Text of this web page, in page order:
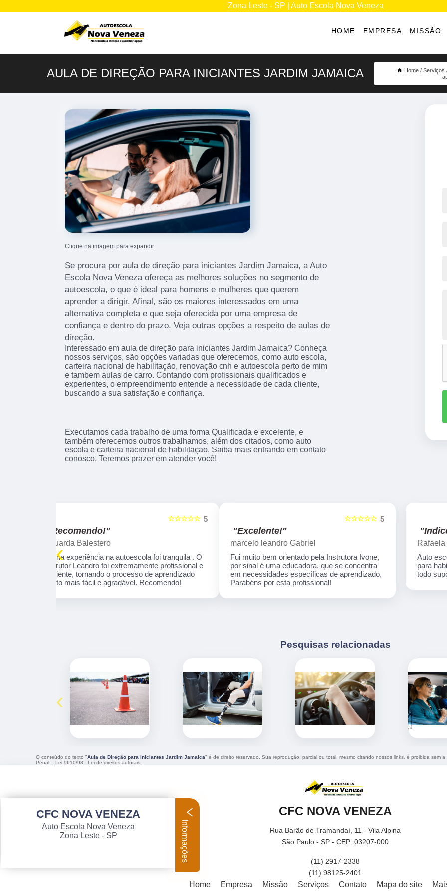
Zona Leste - SP | Auto Escola Nova Veneza
HOME EMPRESA MISSÃO
AULA DE DIREÇÃO PARA INICIANTES JARDIM JAMAICA Home Serviços
Clique na imagem para expandir
Se procura por aula de direção para iniciantes Jardim Jamaica, a Auto
Escola Nova Veneza ofereça as melhores soluções no segmento de
autoescola, o que é ideal para homens e mulheres que querem
aprender a dirigir. Afinal, são os maiores interessados em uma
alternativa completa e que seja oferecida por uma empresa de
confiança e dentro do prazo. Veja outras opções a respeito de aulas de
direção.
Interessado em aula de direção para iniciantes Jardim Jamaica? Conheça
nossos serviços, são opções variadas que oferecemos, como auto escola,
carteira nacional de habilitação, renovação cnh e autoescola perto de mim
e tambem aulas de carro. Contando com profissionais qualificados e
experientes, o empreendimento entende a necessidade de cada cliente,
buscando a sua satisfação e confiança.
Executamos cada trabalho de uma forma Qualificada e excelente, e
também oferecemos outros trabalhamos, além dos citados, como auto
escola e carteira nacional de habilitação. Saiba mais entrando em contato
conosco. Teremos prazer em atender você!
☆☆☆☆☆
"Excelente!"
marcelo leandro Gabriel
Fui muito bem orientado pela Instrutora Ivone,
por sinal é uma educadora, que se concentra
em necessidades específicas de aprendizado,
Parabéns por esta profissional!
☆☆☆☆☆
"Indico!!!"
Rafaela Silva
Auto escola nota 1000 em todos os processos
para habilitação! Desde o início até o final tive
todo suporte necessário...Super recomendo!
‹
Pesquisas relacionadas
‹
O conteúdo do texto "Aula de Direção para Iniciantes Jardim Jamaica" é de direito reservado. Sua reprodução, parcial ou total, mesmo citando nossos links, é proibida sem
Penal – Lei 9610/98 - Lei de direitos autorais
CFC NOVA VENEZA
Rua Barão de Tramandaí, 11 - Vila Alpina
São Paulo - SP - CEP: 03207-000
(11) 2917-2338
(11) 98125-2401
Home Empresa Missão Serviços Contato Mapa do site
CFC NOVA VENEZA
Auto Escola Nova Veneza
Zona Leste - SP
Informações